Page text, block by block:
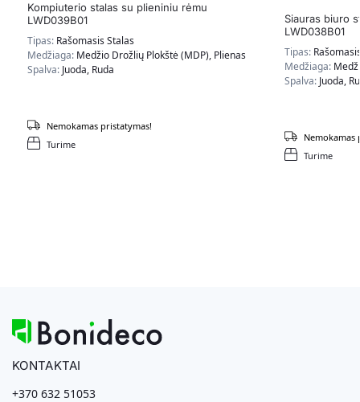
Kompiuterio stalas su plieniniu rėmu
LWD039B01
Tipas: Rašomasis Stalas
Medžiaga: Medžio Drožlių Plokštė (MDP), Plienas
Spalva: Juoda, Ruda
Turime
Nemokamas pristatymas!
Siauras biuro
LWD038B01
Tipas:
Medžiaga:
Spalva: Juoda,
Turime
Nemokamas
KONTAKTAI
+370 632 51053